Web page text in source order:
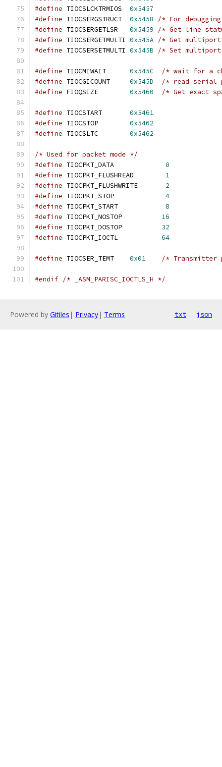
#define
0x5457
#define
0x5458
/* For
#define TIOCSERGETLSR 0x5459
/* Get line
#define TIOCSERGETMULTI 0x545A /* Get
#define TIOCSERSETMULTI 0x545B /* Set
#define 0x545C
/* wait for a
#define
0x545D
/* read serial
#define
0x5460 /* Get exact
#define
0x5461
#define
0x5462
#define
0x5462
/* Used for packet mode */
#define
0
#define
1
#define
2
#define
4
#define
8
#define
16
#define
32
#define
64
#define TIOCSER_TEMT 0x01 /* Transmitter
#endif /* _ASM_PARISC_IOCTLS_H */
Powered by Gitiles | Privacy| Terms txt json